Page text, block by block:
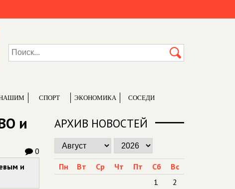
СПОРТ ЭКОНОМИКА СОСЕДИ
и
0
и
АРХИВ НОВОСТЕЙ
Пн Вт Ср Чт Пт Сб
Вс
1
2